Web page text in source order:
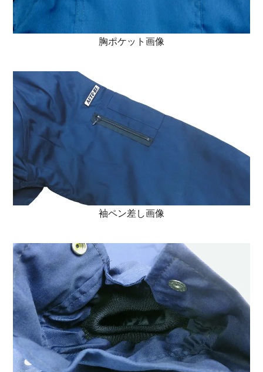
胸ポケット画像
袖ペン差し画像